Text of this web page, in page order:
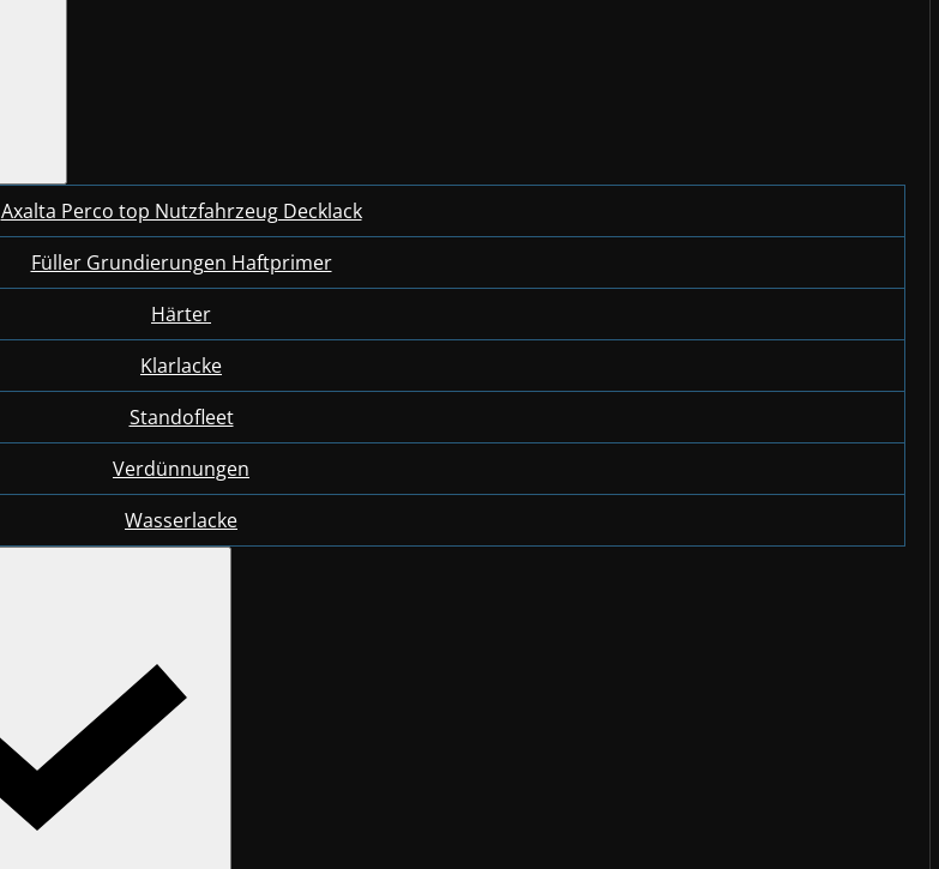
Axalta Perco top Nutzfahrzeug Decklack
Füller Grundierungen Haftprimer
Härter
Klarlacke
Standofleet
Verdünnungen
Wasserlacke